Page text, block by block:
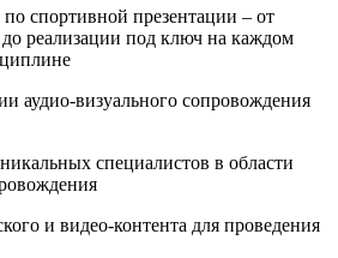
спортивной презентации – от
реализации под ключ на каждом
аудио-визуального сопровождения
специалистов в области
и видео-контента для проведения